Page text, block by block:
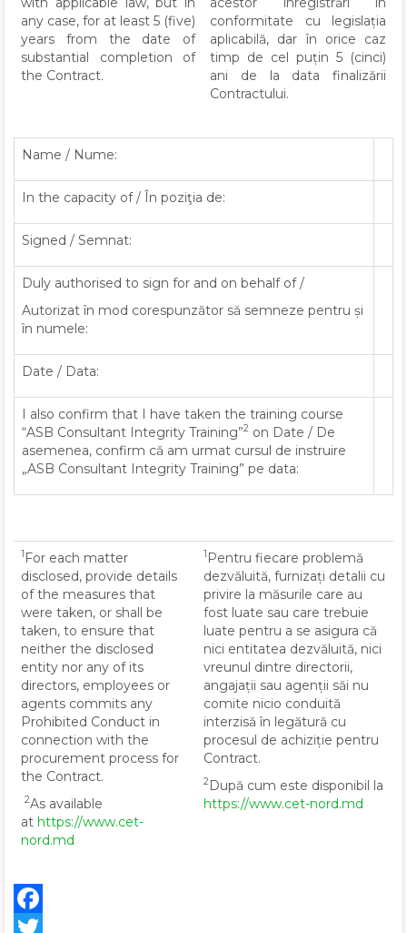
any case, for at least 5 (five)
years from the date of
substantial completion of
the Contract.
conformitate cu legislația
aplicabilă, dar în orice caz
timp de cel puțin 5 (cinci)
ani de la data finalizării
Contractului.
Name / Nume:
In the capacity of / În poziţia de:
Signed / Semnat:
Duly authorised to sign for and on behalf of /
Autorizat în mod corespunzător să semneze pentru și
în numele:
Date / Data:
I also confirm that I have taken the training course
“ASB Consultant Integrity Training”2 on Date / De
asemenea, confirm că am urmat cursul de instruire
„ASB Consultant Integrity Training” pe data:
1 For each matter
disclosed, provide details
of the measures that
were taken, or shall be
taken, to ensure that
neither the disclosed
entity nor any of its
directors, employees or
agents commits any
Prohibited Conduct in
connection with the
procurement process for
the Contract.
2As available
at https://www.cet-
nord.md
1 Pentru fiecare problemă
dezvăluită, furnizați detalii cu
privire la măsurile care au
fost luate sau care trebuie
luate pentru a se asigura că
nici entitatea dezvăluită, nici
vreunul dintre directorii,
angajații sau agenții săi nu
comite nicio conduită
interzisă în legătură cu
procesul de achiziție pentru
Contract.
2După cum este disponibil la
https://www.cet-nord.md